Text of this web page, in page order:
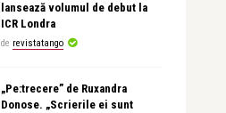
lansează volumul de debut la
ICR Londra
de revistatango
„Pe:trecere” de Ruxandra
Donose. „Scrierile ei sunt